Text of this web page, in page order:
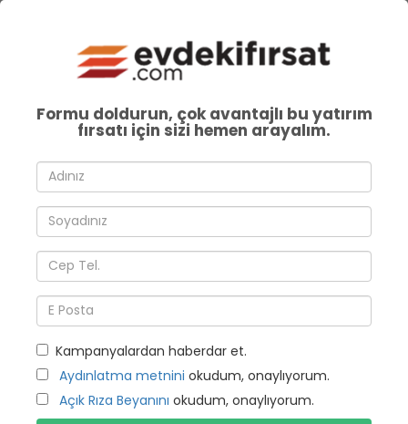
Formu doldurun, çok avantajlı bu yatırım
fırsatı için sizi hemen arayalım.
Kampanyalardan haberdar et.
Aydınlatma metnini okudum, onaylıyorum.
Açık Rıza Beyanını okudum, onaylıyorum.